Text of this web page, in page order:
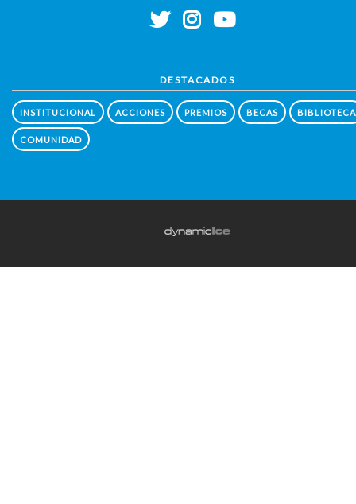
DESTACADOS
INSTITUCIONAL ACCIONES PREMIOS BECAS BIBLIOTECA
COMUNIDAD